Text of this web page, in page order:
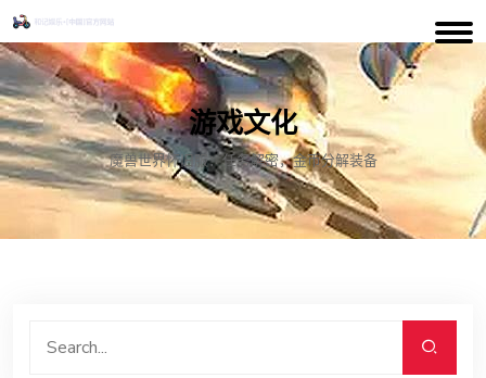
游戏文化
魔兽世界怀旧服：任务解密，金币分解装备